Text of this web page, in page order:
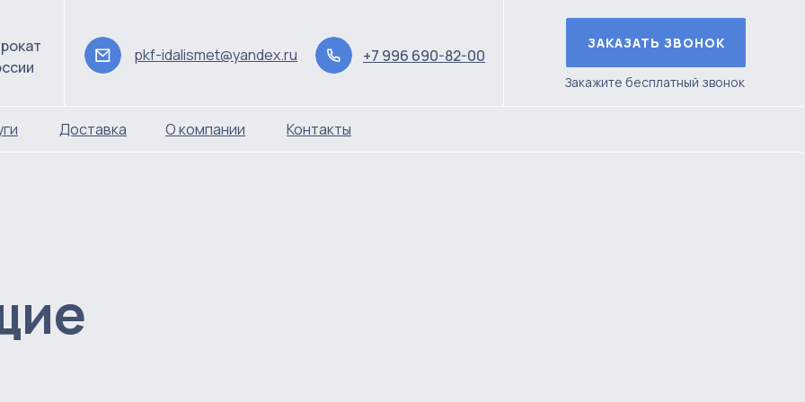
pkf-idalismet@yandex.ru +7 996 690-82-00
Доставка О компании Контакты
Закажите бесплатный звонок
ЗАКАЗАТЬ ЗВОНОК